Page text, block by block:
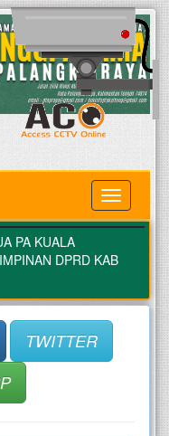
MENU
PA KUALA
DPRD KAB
TWITTER